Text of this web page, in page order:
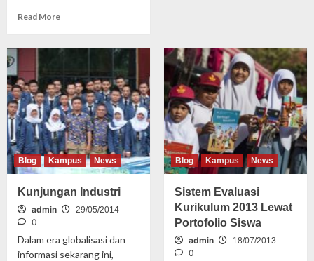
Read More
Blog Kampus News
Kunjungan Industri
admin 29/05/2014
0
Dalam era globalisasi dan
informasi sekarang ini,
Blog Kampus News
Sistem Evaluasi
Kurikulum 2013 Lewat
Portofolio Siswa
admin 18/07/2013
0